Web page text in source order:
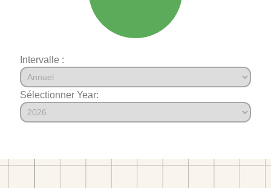
Intervalle :
Sélectionner Year: